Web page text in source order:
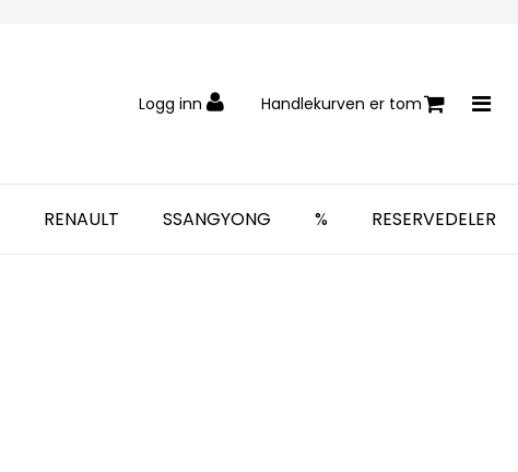
Logg inn Handlekurven er tom
RENAULT SSANGYONG % RESERVEDELER